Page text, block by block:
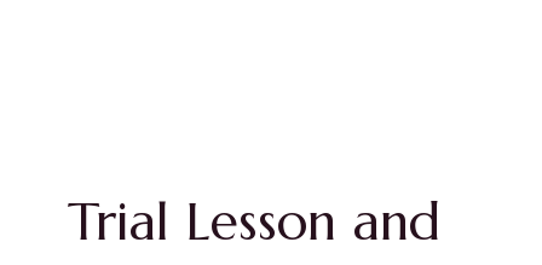
Trial Lesson and